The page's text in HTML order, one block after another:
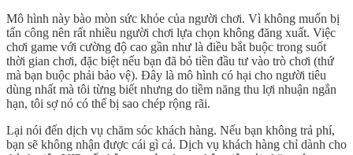
Mô hình này bào mòn sức khỏe của người chơi. Vì không muốn bị
tấn công nên rất nhiều người chơi lựa chọn không đăng xuất. Việc
chơi game với cường độ cao gần như là điều bắt buộc trong suốt
thời gian chơi, đặc biệt nếu bạn đã bỏ tiền đầu tư vào trò chơi (thứ
mà bạn buộc phải bảo vệ). Đây là mô hình có hại cho người tiêu
dùng nhất mà tôi từng biết nhưng do tiềm năng thu lợi nhuận ngắn
hạn, tôi sợ nó có thể bị sao chép rộng rãi.
Lại nói đến dịch vụ chăm sóc khách hàng. Nếu bạn không trả phí,
bạn sẽ không nhận được cái gì cả. Dịch vụ khách hàng chỉ dành cho